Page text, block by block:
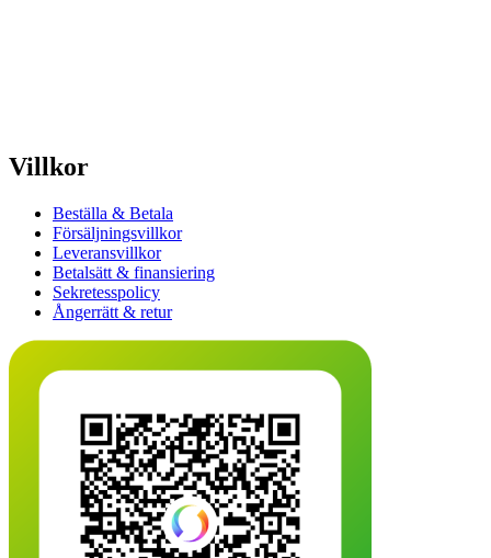
Villkor
Beställa & Betala
Försäljningsvillkor
Leveransvillkor
Betalsätt & finansiering
Sekretesspolicy
Ångerrätt & retur